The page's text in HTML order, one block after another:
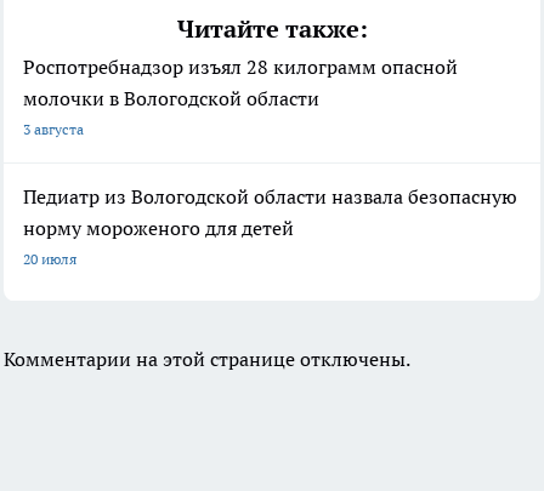
Читайте также:
Роспотребнадзор изъял 28 килограмм опасной
молочки в Вологодской области
3 августа
Педиатр из Вологодской области назвала безопасную
норму мороженого для детей
20 июля
Комментарии на этой странице отключены.